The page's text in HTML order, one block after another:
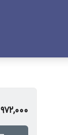
972,000